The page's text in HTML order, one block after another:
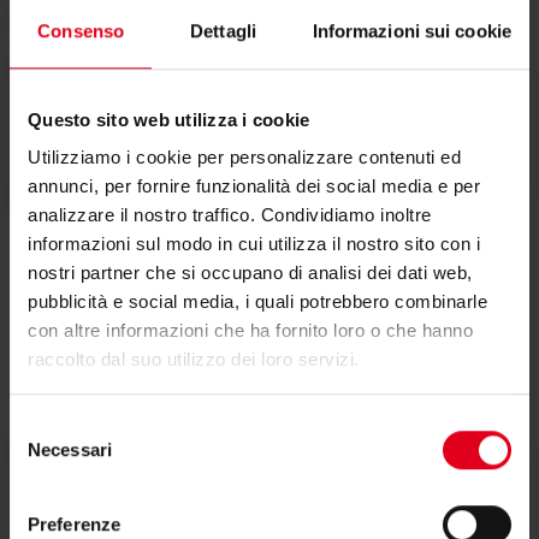
Consenso Dettagli Informazioni sui cookie
Questo sito web utilizza i cookie
Utilizziamo i cookie per personalizzare contenuti ed
annunci, per fornire funzionalità dei social media e per
analizzare il nostro traffico. Condividiamo inoltre
informazioni sul modo in cui utilizza il nostro sito con i
nostri partner che si occupano di analisi dei dati web,
pubblicità e social media, i quali potrebbero combinarle
con altre informazioni che ha fornito loro o che hanno
raccolto dal suo utilizzo dei loro servizi.
delNecessari
Preferenze
Testi di capitolato
Video